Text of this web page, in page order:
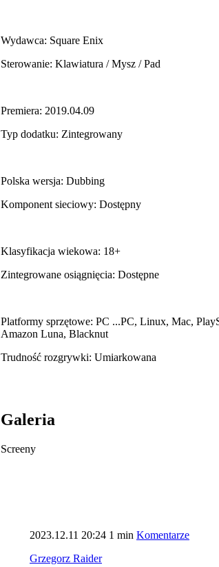
Wydawca: Square Enix
Sterowanie: Klawiatura / Mysz / Pad
Premiera: 2019.04.09
Typ dodatku: Zintegrowany
Polska wersja: Dubbing
Komponent sieciowy: Dostępny
Klasyfikacja wiekowa: 18+
Zintegrowane osiągnięcia: Dostępne
Platformy sprzętowe: PC ...PC, Linux, Mac,
Amazon Luna, Blacknut
Trudność rozgrywki: Umiarkowana
Galeria
Screeny
2023.12.11 20:24 1 min Komentarze
Grzegorz Raider